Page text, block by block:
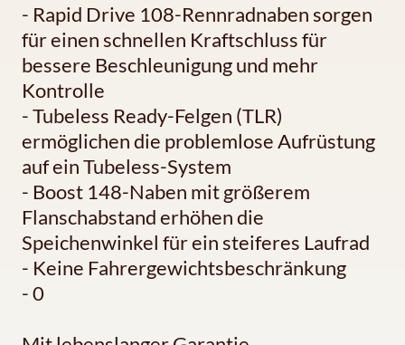
- Rapid Drive 108-Rennradnaben sorgen
für einen schnellen Kraftschluss für
bessere Beschleunigung und mehr
Kontrolle
- Tubeless Ready-Felgen (TLR)
ermöglichen die problemlose Aufrüstung
auf ein Tubeless-System
- Boost 148-Naben mit größerem
Flanschabstand erhöhen die
Speichenwinkel für ein steiferes Laufrad
- Keine Fahrergewichtsbeschränkung
- 0